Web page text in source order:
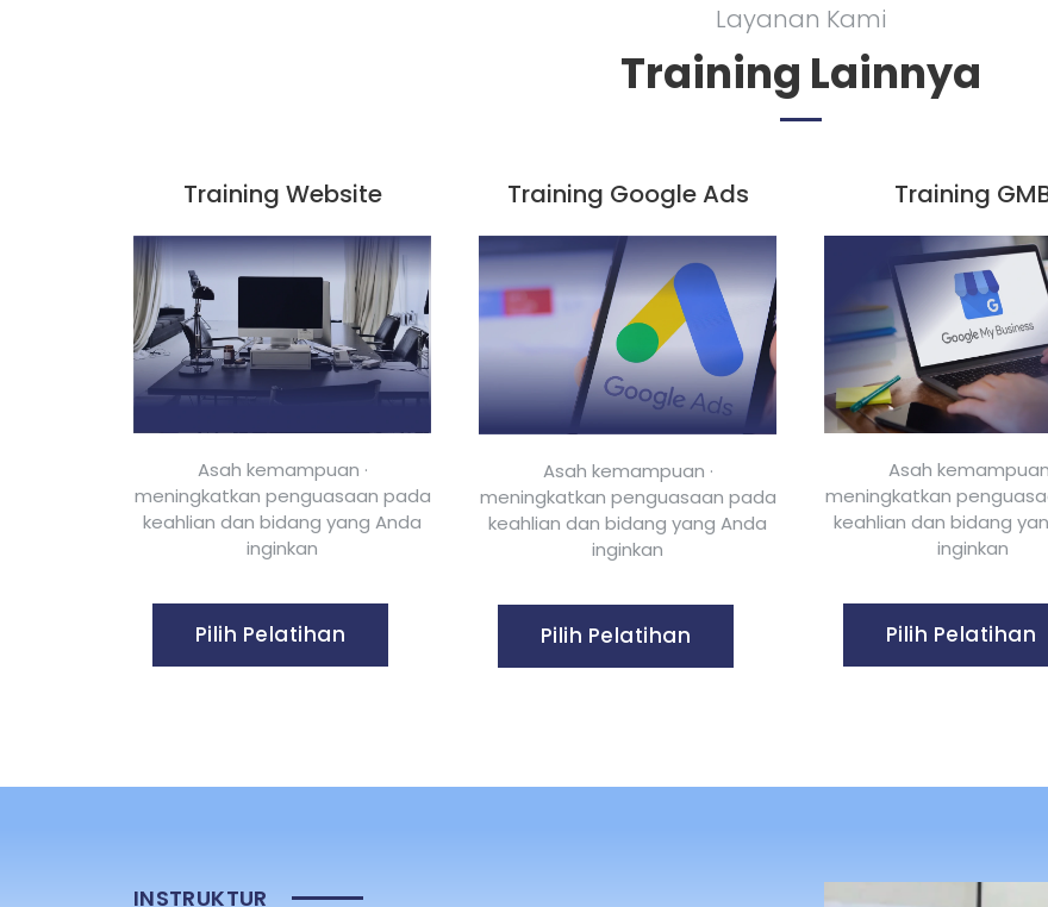
Layanan Kami
Training Lainnya
Training Website
Asah kemampuan ·
meningkatkan penguasaan pada
keahlian dan bidang yang Anda
inginkan
Pilih Pelatihan
Training Google Ads
Asah kemampuan ·
meningkatkan penguasaan pada
keahlian dan bidang yang Anda
inginkan
Pilih Pelatihan
Training
Asah kemampuan
meningkatkan
keahlian dan bidang
inginkan
Pilih Pelatihan
INSTRUKTUR